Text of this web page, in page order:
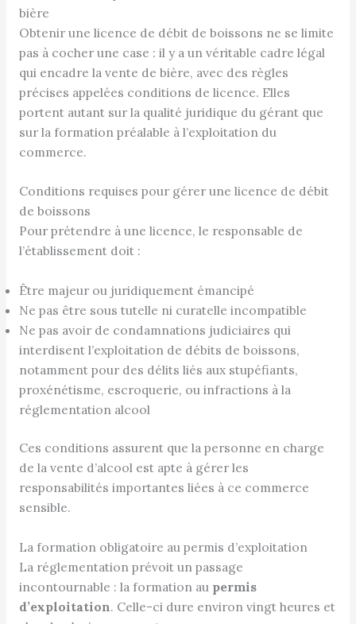
bière
Obtenir une licence de débit de boissons ne se limite
pas à cocher une case : il y a un véritable cadre légal
qui encadre la vente de bière, avec des règles
précises appelées conditions de licence. Elles
portent autant sur la qualité juridique du gérant que
sur la formation préalable à l’exploitation du
commerce.
Conditions requises pour gérer une licence de débit
de boissons
Pour prétendre à une licence, le responsable de
l’établissement doit :
Être majeur ou juridiquement émancipé
Ne pas être sous tutelle ni curatelle incompatible
Ne pas avoir de condamnations judiciaires qui
interdisent l’exploitation de débits de boissons,
notamment pour des délits liés aux stupéfiants,
proxénétisme, escroquerie, ou infractions à la
réglementation alcool
Ces conditions assurent que la personne en charge
de la vente d’alcool est apte à gérer les
responsabilités importantes liées à ce commerce
sensible.
La formation obligatoire au permis d’exploitation
La réglementation prévoit un passage
incontournable : la formation au permis
d’exploitation. Celle-ci dure environ vingt heures et